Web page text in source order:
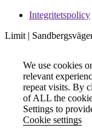
Integritetspolicy
Limit |
We use cookies
relevant
repeat visits. By
of ALL the
Settings to
Cookie settings